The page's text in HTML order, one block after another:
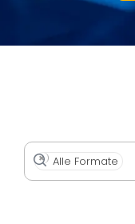
× Alle Formate